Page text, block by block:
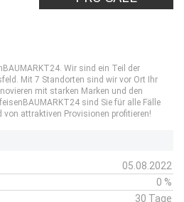
Wir sind ein Teil der
Mit 7 Standorten sind wir vor Ort Ihr
mit starken Marken und den
sind Sie für alle Fälle
von attraktiven Provisionen profitieren!
05.08.2022
0 %
30 Tage